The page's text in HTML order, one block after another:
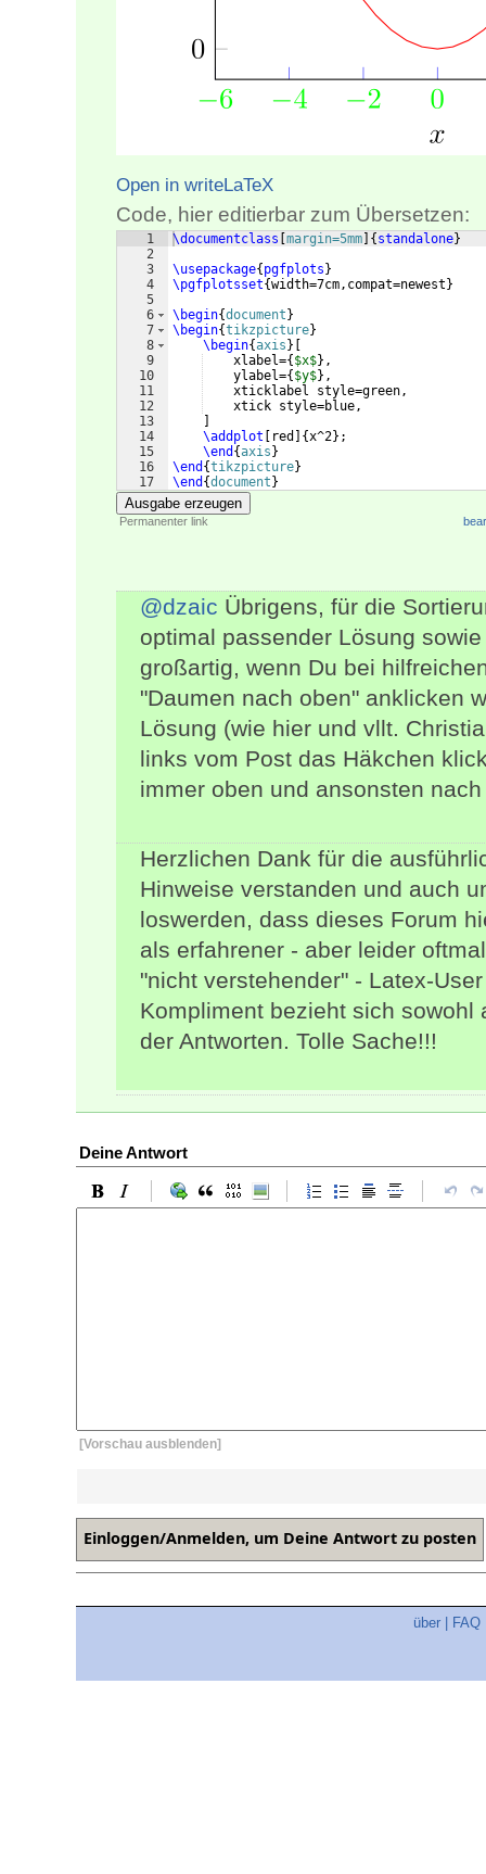
Open in writeLaTeX
Code, hier editierbar zum Übersetzen:
1
2
3
4
5
6
7
8
9
10
11
12
13
14
15
16
17
\documentclass margin=5mm { standalone}
\usepackage{ pgfplots }
\pgfplotsset{width=7cm,compat=newest }
\begin{document }
\begin{tikzpicture}
\begin{axis }
    xlabel=
{ $x$} ,
    ylabel=
{ $y$} ,
    xticklabel style=green,
    xtick style=blue,
\addplot
red {x^2} ;
\end {axis }
\end {tikzpicture}
\end {document }
Ausgabe erzeugen
Permanenter link
@dzaic Übrigens, für die
optimal passender Lösung
großartig, wenn Du bei
"Daumen nach oben" anklicken
Lösung (wie hier und vllt.
links vom Post das Häkchen
immer oben und ansonsten
Herzlichen Dank für die
Hinweise verstanden und auch
loswerden, dass dieses Forum
als erfahrener - aber leider
"nicht verstehender" - Latex-
Kompliment bezieht sich sowohl
der Antworten. Tolle Sache!!!
Deine Antwort
[Vorschau ausblenden]
über FAQ